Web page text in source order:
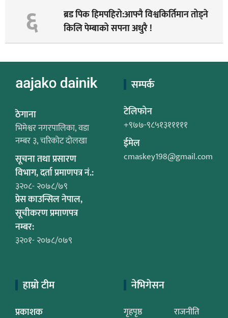
६
ब्रड पिक हिमपहिरो:आफ्नै विश्वकिर्तिमान तोड्ने
किलि पेम्बाको सपना अधुरै !
ठेगाना
भिमेश्वर नगरपालिका, वडा
नम्बर ३, चरिकोट दोलखा
सूचना तथा प्रसारण
विभाग, दर्ता प्रमाणपत्र नं.:
३२०८- २०७८/७९
प्रेस काउन्सिल नेपाल,
सूचीकरण प्रमाणपत्र
नम्बर:
३२०१- २०७८/०७९
सम्पर्क
टेलिफोन
+९७७-९८५१३१११११
ईमेल
cmaskey198@gmail.com
हाम्रो टीम
प्रकाशक
नेभिगेसन
गृहपृष्ठ
राजनीति